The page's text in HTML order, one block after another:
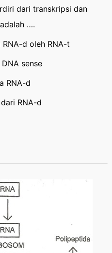
dari transkripsi dan
….
d oleh RNA-t
sense
RNA-d
RNA-d